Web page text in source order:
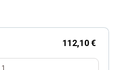
112,10 €